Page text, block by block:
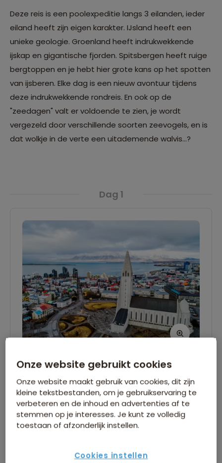
Deze reis is een poolexpeditie langs 3 eilanden, ieder
eiland heeft zijn eigen karakter. IJsland heeft een
unieke geologie. Groenland heeft indrukwekkende
ijskap en gigantische fjorden. Spitsbergen heeft ruige
bergtoppen en je hebt hier grote kans op het spotten
van ijsberen. Elke dag is een nieuw avontuur tijdens
deze indrukwekkende rondreis. En ook op de
"zeedagen" valt er voldoende te zien, je wordt
vergezeld door verschillende soorten zeevogels, en is
dat wolkje in de verte een uitademende walvis...?
Dag 1
| vlucht Amsterdam - Reykjavik
De arctische expeditie begint in Reykjavik, de
hoofdstad van IJsland. Je brengt de nacht door
in een comfortabel hotel. Afhankelijk van je
eigen gelegenheid te verkennen. Voor het
Onze website gebruikt cookies
Onze website maakt gebruik van cookies, dit zijn
kleine tekstbestanden, om je gebruikservaring te
verbeteren en de inhoud en advertenties af te
stemmen op je interesses. Je kunt ze volledig
toestaan of afzonderlijk instellen.
Cookies instellen